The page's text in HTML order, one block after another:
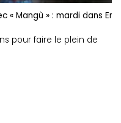
Mangù » : mardi dans
pour faire le plein de